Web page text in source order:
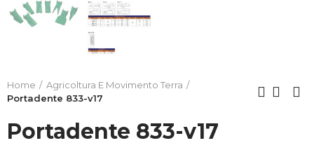
Home
Agricoltura E Movimento Terra
Portadente 833-v17
Portadente 833-v17